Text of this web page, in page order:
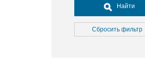
Досуг, туризм и отдых
Культура
Медицина
Найти
Сбросить фильтр